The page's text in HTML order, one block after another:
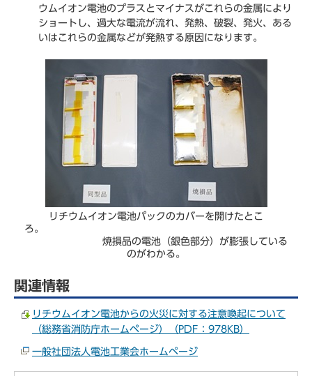
ウムイオン電池のプラスとマイナスがこれらの金属により
ショートし、過大な電流が流れ、発熱、破裂、発火、ある
いはこれらの金属などが発熱する原因になります。
リチウムイオン電池パックのカバーを開けたとこ
ろ。
焼損品の電池（銀色部分）が膨張している
のがわかる。
関連情報
リチウムイオン電池からの火災に対する注意喚起について
（総務省消防庁ホームページ）（PDF：978KB）
一般社団法人電池工業会ホームページ